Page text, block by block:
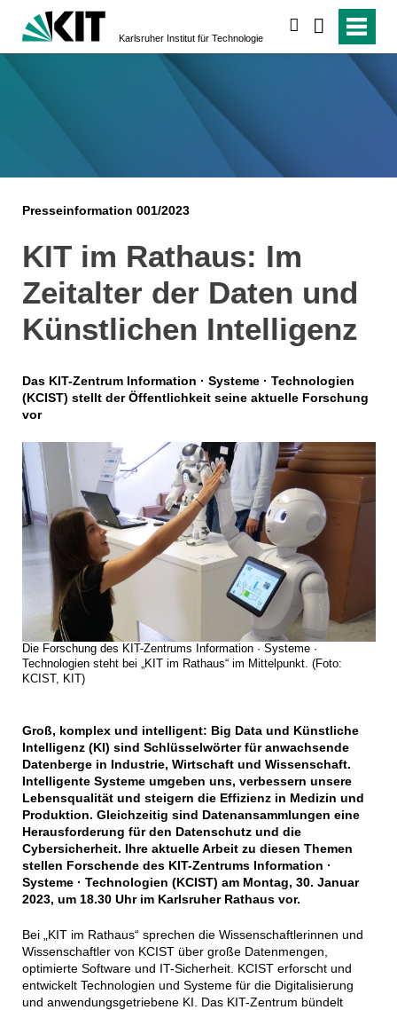
Karlsruher Institut für Technologie
Presseinformation 001/2023
KIT im Rathaus: Im
Zeitalter der Daten und
Künstlichen Intelligenz
Das KIT-Zentrum Information · Systeme · Technologien
(KCIST) stellt der Öffentlichkeit seine aktuelle Forschung
vor
Die Forschung des KIT-Zentrums Information · Systeme ·
Technologien steht bei „KIT im Rathaus“ im Mittelpunkt. (Foto:
KCIST, KIT)
Groß, komplex und intelligent: Big Data und Künstliche
Intelligenz (KI) sind Schlüsselwörter für anwachsende
Datenberge in Industrie, Wirtschaft und Wissenschaft.
Intelligente Systeme umgeben uns, verbessern unsere
Lebensqualität und steigern die Effizienz in Medizin und
Produktion. Gleichzeitig sind Datenansammlungen eine
Herausforderung für den Datenschutz und die
Cybersicherheit. Ihre aktuelle Arbeit zu diesen Themen
stellen Forschende des KIT-Zentrums Information ·
Systeme · Technologien (KCIST) am Montag, 30. Januar
2023, um 18.30 Uhr im Karlsruher Rathaus vor.
Bei „KIT im Rathaus“ sprechen die Wissenschaftlerinnen und
Wissenschaftler von KCIST über große Datenmengen,
optimierte Software und IT-Sicherheit. KCIST erforscht und
entwickelt Technologien und Systeme für die Digitalisierung
und anwendungsgetriebene KI. Das KIT-Zentrum bündelt